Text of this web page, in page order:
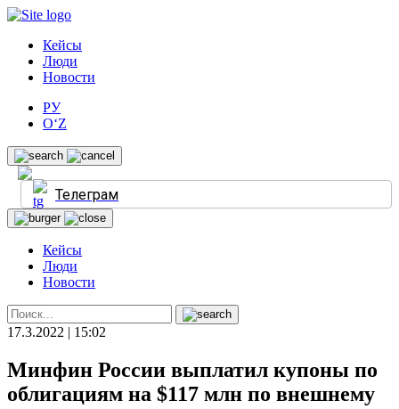
Кейсы
Люди
Новости
РУ
O‘Z
Телеграм
Кейсы
Люди
Новости
17.3.2022 | 15:02
Минфин Росcии выплатил купоны по
облигациям на $117 млн по внешнему